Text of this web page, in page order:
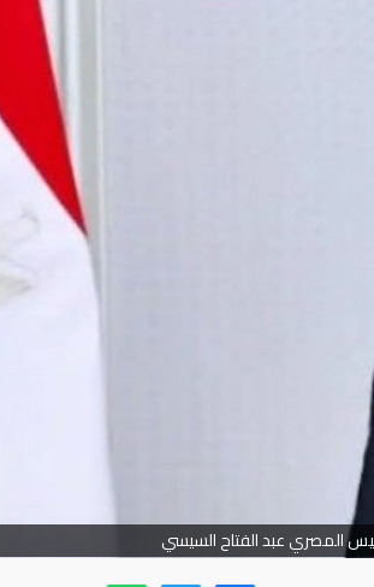
المصري عبد الفتاح السيسي